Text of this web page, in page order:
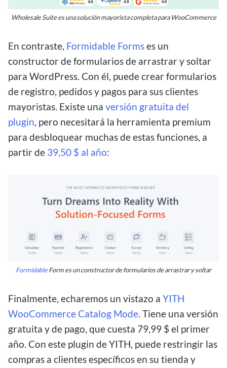
Wholesale Suite es una solución mayorista completa para WooCommerce
En contraste, Formidable Formses un
constructor de formularios de arrastrar y soltar
para WordPress. Con él, puede crear formularios
de registro, pedidos y pagos para sus clientes
mayoristas. Existe una versión gratuita del
plugin, pero necesitará la herramienta premium
para desbloquear muchas de estas funciones, a
partir de 39,50 $ al año:
FormidableForm es un constructor de formularios de arrastrar y soltar
Finalmente, echaremos un vistazo a YITH
WooCommerce Catalog Mode. Tiene una versión
gratuita y de pago, que cuesta 79,99 $ el primer
año. Con este plugin de YITH, puede restringir las
compras a clientes específicos en su tienda y